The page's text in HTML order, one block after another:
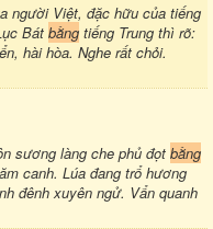
người Việt, đặc hữu của tiếng
Bát bằng tiếng Trung thì rõ:
hài hòa. Nghe rất chỏi.
sương làng che phủ đọt bằng
canh. Lúa đang trổ hương
đênh xuyên ngử. Vẩn quanh